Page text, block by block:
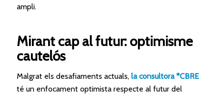
ampli.
Mirant cap al futur: optimisme
cautelós
Malgrat els desafiaments actuals, la consultora *CBRE
té un enfocament optimista respecte al futur del